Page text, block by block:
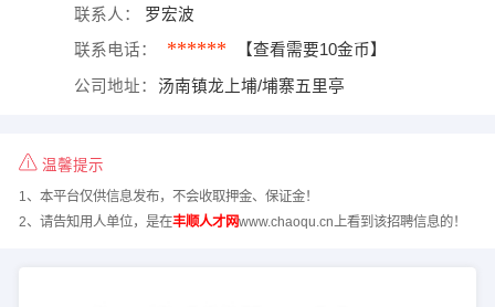
联系人： 罗宏波
联系电话： ****** 【查看需要10金币】
公司地址： 汤南镇龙上埔/埔寨五里亭
温馨提示
1、本平台仅供信息发布，不会收取押金、保证金！
2、请告知用人单位，是在丰顺人才网www.chaoqu.cn上看到该招聘信息的！